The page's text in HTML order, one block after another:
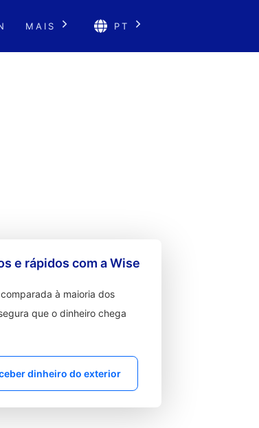
MAIS PT
e rápidos com a Wise
à maioria dos
que o dinheiro chega
dinheiro do exterior